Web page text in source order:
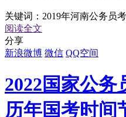
关键词： 2019年河南公务员
阅读全文
分享
新浪微博 微信 QQ空间
2022国家公务
历年国考时间